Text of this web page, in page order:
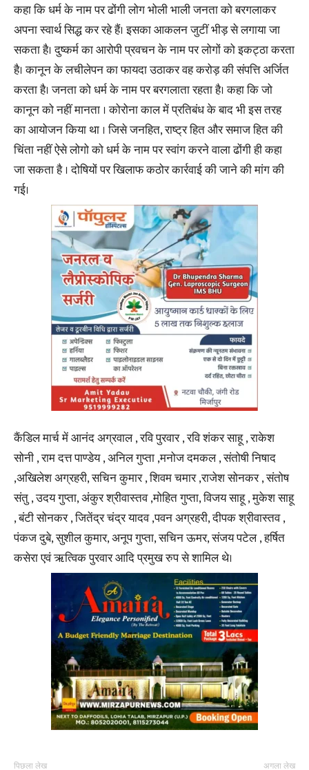
कहा कि धर्म के नाम पर ढोंगी लोग भोली भाली जनता को बरगलाकर
अपना स्वार्थ सिद्ध कर रहे हैं। इसका आकलन जुटीं भीड़ से लगाया जा
सकता है। दुष्कर्म का आरोपी प्रवचन के नाम पर लोगों को इकट्ठा करता
है। कानून के लचीलेपन का फायदा उठाकर वह करोड़ की संपत्ति अर्जित
करता है। जनता को धर्म के नाम पर बरगलाता रहता है। कहा कि जो
कानून को नहीं मानता । कोरोना काल में प्रतिबंध के बाद भी इस तरह
का आयोजन किया था । जिसे जनहित, राष्ट्र हित और समाज हित की
चिंता नहीं ऐसे लोगो को धर्म के नाम पर स्वांग करने वाला ढोंगी ही कहा
जा सकता है । दोषियों पर खिलाफ कठोर कार्रवाई की जाने की मांग की
गई।
कैंडिल मार्च में आनंद अग्रवाल , रवि पुरवार , रवि शंकर साहू , राकेश
सोनी , राम दत्त पाण्डेय , अनिल गुप्ता ,मनोज दमकल , संतोषी निषाद
,अखिलेश अग्रहरी, सचिन कुमार , शिवम चमार ,राजेश सोनकर , संतोष
संतु , उदय गुप्ता, अंकुर श्रीवास्तव ,मोहित गुप्ता, विजय साहू , मुकेश साहू
, बंटी सोनकर , जितेंद्र चंद्र यादव ,पवन अग्रहरी, दीपक श्रीवास्तव ,
पंकज दुबे, सुशील कुमार, अनूप गुप्ता, सचिन ऊमर, संजय पटेल , हर्षित
कसेरा एवं ऋत्विक पुरवार आदि प्रमुख रुप से शामिल थे।
पिछला लेख अगला लेख